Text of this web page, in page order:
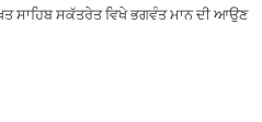
ਸਕੱਤਰੇਤ ਵਿਖੇ ਭਗਵੰਤ ਮਾਨ ਦੀ ਆਉਣ